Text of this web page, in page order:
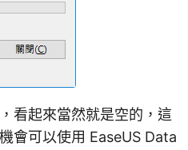
看起來當然就是空的，這
會可以使用 EaseUS Data